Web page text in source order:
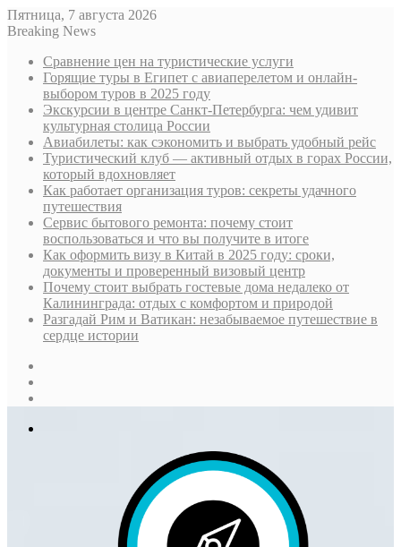
Пятница, 7 августа 2026
Breaking News
Сравнение цен на туристические услуги
Горящие туры в Египет с авиаперелетом и онлайн-
выбором туров в 2025 году
Экскурсии в центре Санкт-Петербурга: чем удивит
культурная столица России
Авиабилеты: как сэкономить и выбрать удобный рейс
Туристический клуб — активный отдых в горах России,
который вдохновляет
Как работает организация туров: секреты удачного
путешествия
Сервис бытового ремонта: почему стоит
воспользоваться и что вы получите в итоге
Как оформить визу в Китай в 2025 году: сроки,
документы и проверенный визовый центр
Почему стоит выбрать гостевые дома недалеко от
Калининграда: отдых с комфортом и природой
Разгадай Рим и Ватикан: незабываемое путешествие в
сердце истории